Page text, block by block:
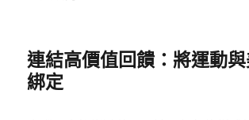
連結高價值回饋：將運動
綁定